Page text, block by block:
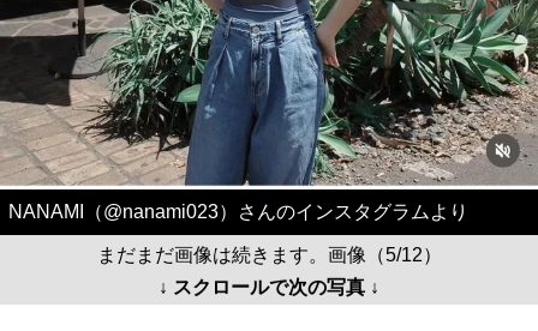
NANAMI（@nanami023）さんのインスタグラムより
まだまだ画像は続きます。画像（5/12）
↓ スクロールで次の写真 ↓